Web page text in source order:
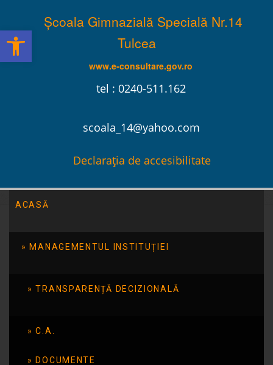
Școala Gimnazială Specială Nr.14
Tulcea
www.e-consultare.gov.ro
tel : 0240-511.162
scoala_14@yahoo.com
Declarația de accesibilitate
ACASĂ
MANAGEMENTUL INSTITUȚIEI
TRANSPARENȚĂ DECIZIONALĂ
C.A.
DOCUMENTE
Declaratii de Avere
2025
IUNIE 2025
Deschide bara de unelte